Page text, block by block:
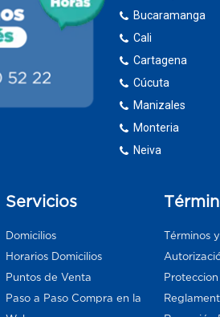
Bucaramanga
Cali
Cartagena
Cúcuta
Manizales
Monteria
Neiva
Servicios
Domicilios
Horarios Domicilios
Puntos de Venta
Paso a Paso Compra en la
Términos